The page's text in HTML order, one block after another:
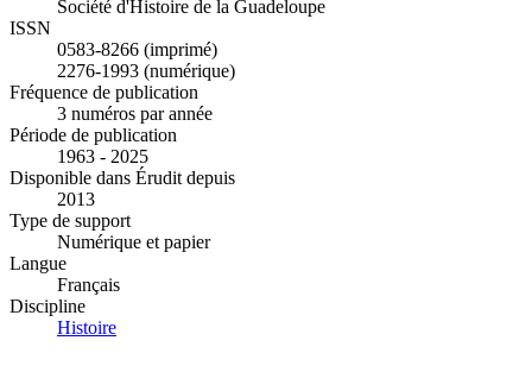
Société d'Histoire de la Guadeloupe
ISSN
0583-8266 (imprimé)
2276-1993 (numérique)
Fréquence de publication
3 numéros par année
Période de publication
1963 - 2025
Disponible dans Érudit depuis
2013
Type de support
Numérique et papier
Langue
Français
Discipline
Histoire